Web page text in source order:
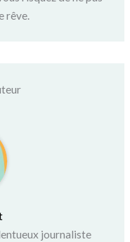
rêve.
journaliste